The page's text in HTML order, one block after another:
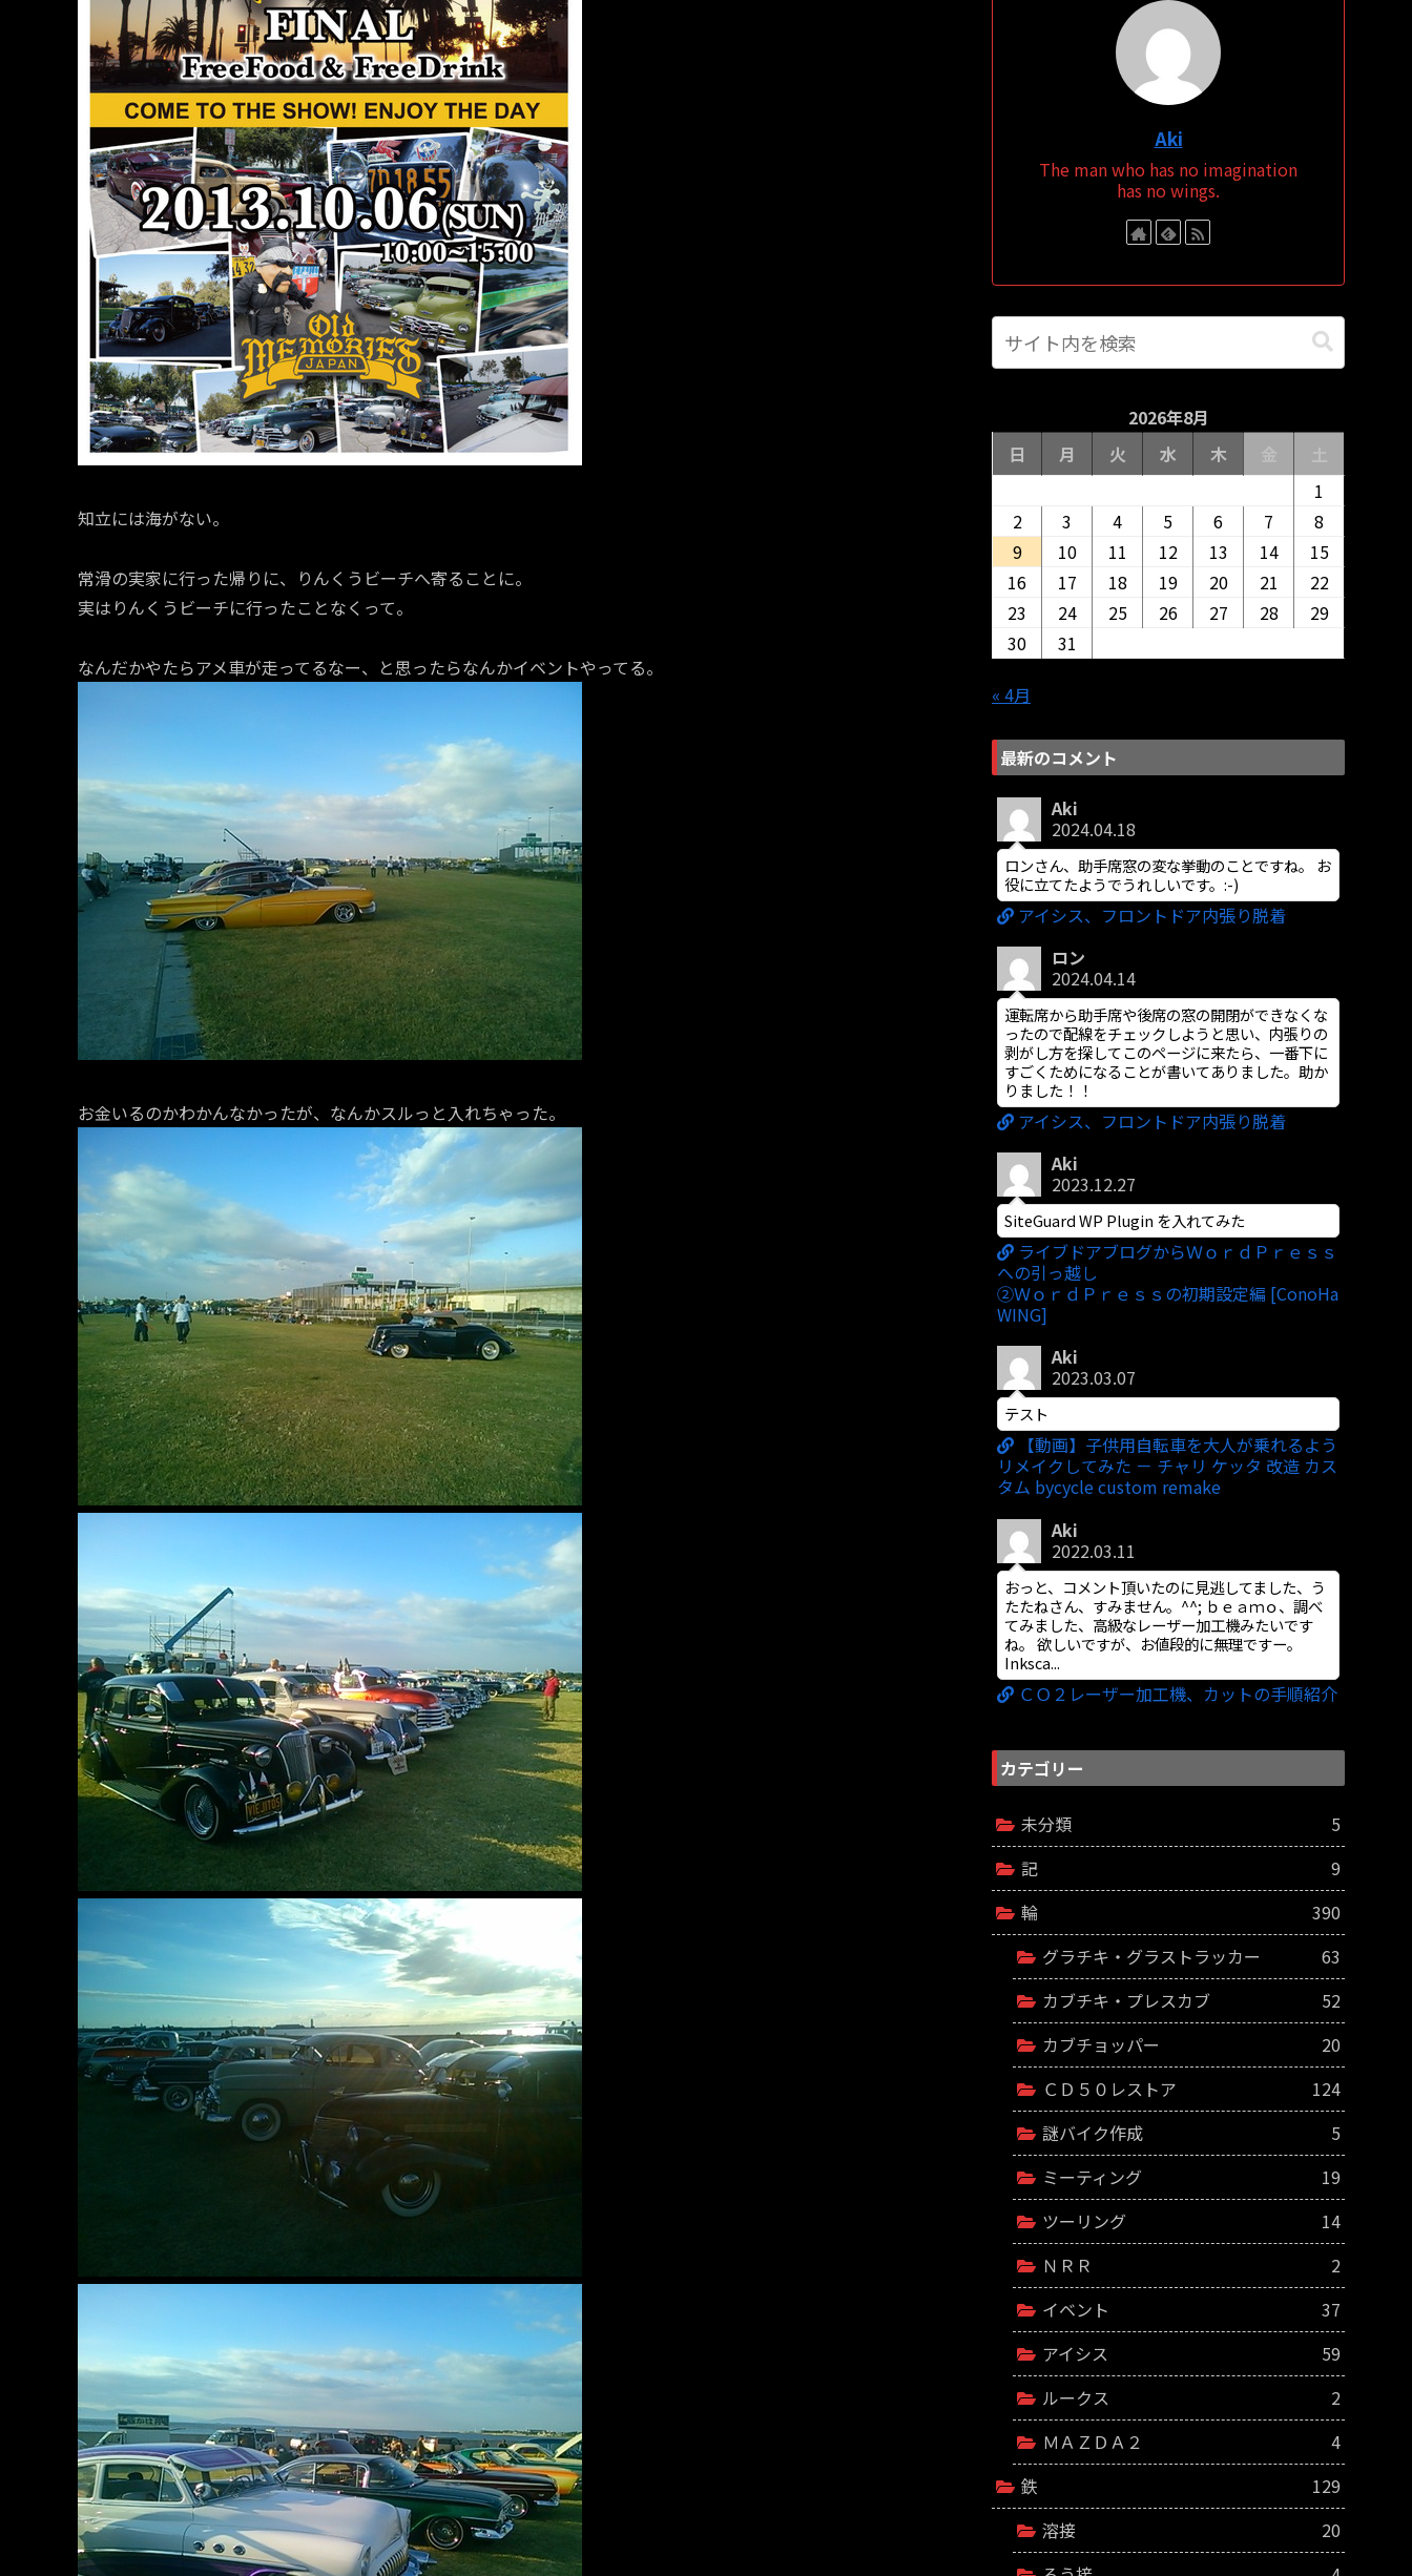
知立には海がない。
常滑の実家に行った帰りに、りんくうビーチへ寄ることに。
実はりんくうビーチに行ったことなくって。
なんだかやたらアメ車が走ってるなー、と思ったらなんかイベントやってる。
お金いるのかわかんなかったが、なんかスルっと入れちゃった。
Aki
The man who has no imagination
has no wings.
2026年8月
日
月 火 水 木
1
2
3 4 5 6 7
8
9
10 11 12 13 14
15
16
17 18 19 20 21
22
23
24 25 26 27 28
29
30
31
« 4月
最新のコメント
Aki
2024.04.18
ロンさん、助手席窓の変な挙動のことですね。 お
役に立てたようでうれしいです。:-)
アイシス、フロントドア内張り脱着
ロン
2024.04.14
運転席から助手席や後席の窓の開閉ができなくな
ったので配線をチェックしようと思い、内張りの
剥がし方を探してこのページに来たら、一番下に
すごくためになることが書いてありました。助か
りました！！
アイシス、フロントドア内張り脱着
Aki
2023.12.27
SiteGuard WP Plugin を入れてみた
ライブドアブログからＷｏｒｄＰｒｅｓｓ
への引っ越し
②ＷｏｒｄＰｒｅｓｓの初期設定編 [ConoHa
WING]
Aki
2023.03.07
テスト
【動画】子供用自転車を大人が乗れるよう
リメイクしてみた － チャリ ケッタ 改造 カス
タム bycycle custom remake
Aki
2022.03.11
おっと、コメント頂いたのに見逃してました、う
たたねさん、すみません。^^; ｂｅａｍｏ、調べ
てみました、高級なレーザー加工機みたいです
ね。 欲しいですが、お値段的に無理ですー。
Inksca...
ＣＯ２レーザー加工機、カットの手順紹介
カテゴリー
未分類
5
記
9
輪
390
グラチキ・グラストラッカー
63
カブチキ・プレスカブ
52
カブチョッパー
20
ＣＤ５０レストア
124
謎バイク作成
5
ミーティング
19
ツーリング
14
ＮＲＲ
2
イベント
37
アイシス
59
ルークス
2
ＭＡＺＤＡ２
4
鉄
129
溶接
20